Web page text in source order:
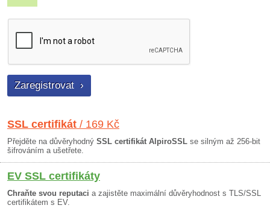
SSL certifikát / 169 Kč
Přejděte na důvěryhodný SSL certifikát AlpiroSSL se silným až 256-bit
šifrováním a ušetřete.
EV SSL certifikáty
Chraňte svou reputaci a zajistěte maximální důvěryhodnost s TLS/SSL
certifikátem s EV.